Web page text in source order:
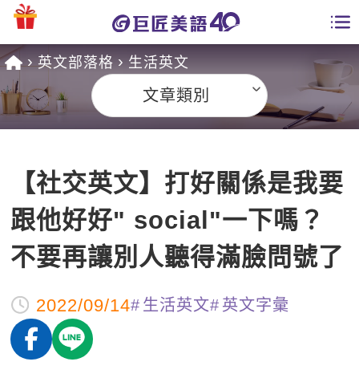
課程總覽
英文課程總表
英文會話
商用英文
英文檢定
TOEIC 多益課程
能力養成
全國分校
免費資源
多益秒學堂
師資團隊
學習分享
學員專區
英文部落格 生活英文
文章類別
【社交英文】打好關係是我要
跟他好好" social"一下嗎？
不要再讓別人聽得滿臉問號了
2022/09/14 生活英文 英文字彙